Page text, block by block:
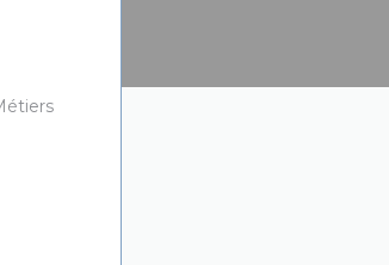
i ett nytt fönster))